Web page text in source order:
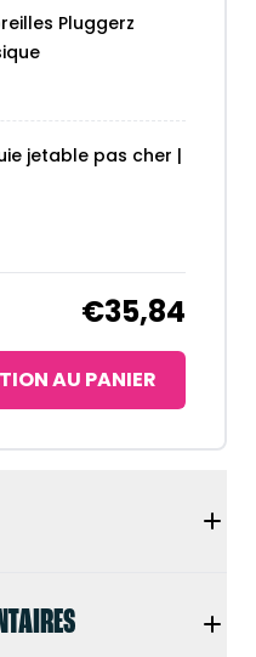
Pluggerz
jetable pas cher |
€35,84
AU PANIER